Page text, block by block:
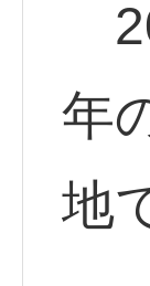
年
地